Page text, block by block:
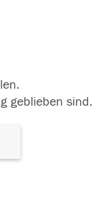
geblieben sind.